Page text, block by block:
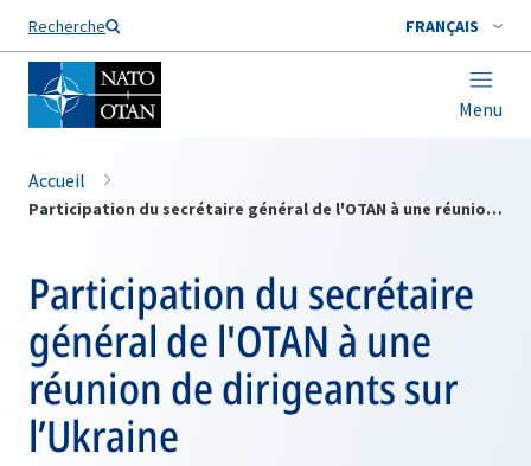
Recherche FRANÇAIS
Menu
Nom de famille*
Accueil
Participation du secrétaire général de l'OTAN à une réunion de dirigeants sur l’Ukraine
Participation du secrétaire
général de l'OTAN à une
réunion de dirigeants sur
l’Ukraine